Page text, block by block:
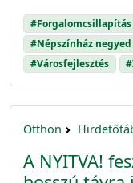
#Forgalomcsillapítás
#Népszínház negyed
#Városfejlesztés
Otthon
A NYITVA!